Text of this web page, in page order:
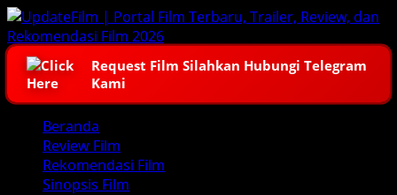
Skip
to
content
Request Film Silahkan Hubungi Telegram
Kami
Primary
Menu
Beranda
Review Film
Rekomendasi Film
Sinopsis Film